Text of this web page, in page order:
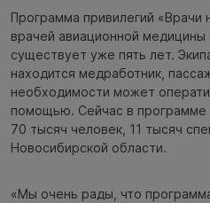
Программа привилегий «Врачи
врачей авиационной
существует уже пять лет.
находится медработник,
необходимости может
помощью. Сейчас в программе
70 тысяч человек, 11 тысяч
Новосибирской области.
«Мы очень рады, что